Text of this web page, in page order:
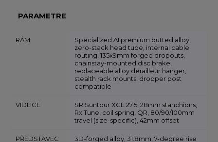
PARAMETRE
RÁM
Specialized A1 premium butted alloy,
zero-stack head tube, internal cable
routing, 135x9mm forged dropouts,
chainstay-mounted disc brake,
replaceable alloy derailleur hanger,
stealth rack mounts, dropper post
compatible
VIDLICE
SR Suntour XCE 27.5, 28mm stanchions,
Rx Tune, coil spring, QR, 80/90/100mm
travel (size-specific), 42mm offset
PŘEDSTAVEC 3D-forged alloy, 31.8mm, 7-degree rise